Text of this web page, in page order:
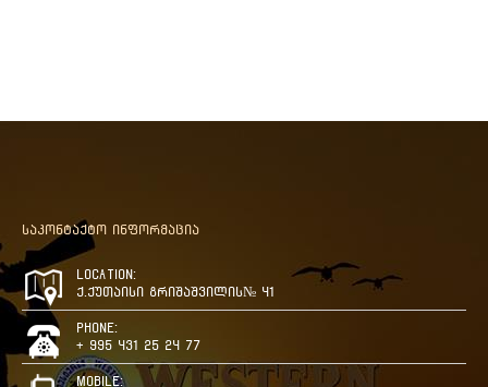
საკონტაქტო ინფორმაცია
Location:
ქ.ქუთაისი გრიშაშვილის№ 41
Phone:
+ 995 431 25 24 77
Mobile: